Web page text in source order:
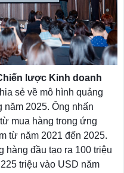
lược Kinh doanh
sẻ về mô hình quảng
2025. Ông nhấn
mua hàng trong ứng
từ năm 2021 đến 2025.
hàng đầu tạo ra 100 triệu
triệu vào USD năm